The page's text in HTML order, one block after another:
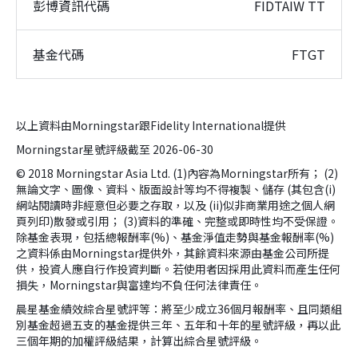
彭博資訊代碼 FIDTAIW TT
基金代碼 FTGT
以上資料由Morningstar跟Fidelity International提供
Morningstar星號評級截至 2026-06-30
© 2018 Morningstar Asia Ltd. (1)內容為Morningstar所有； (2)
無論文字、圖像、資料、版面設計等均不得複製、儲存 (其包含(i)
網站閱讀時非經意但必要之存取，以及 (ii)似非商業用途之個人網
頁列印)散發或引用； (3)資料的準確、完整或即時性均不受保證。
除基金表現，包括總報酬率(%)、基金淨值走勢與基金報酬率(%)
之資料係由Morningstar提供外，其餘資料來源由基金公司所提
供，投資人應自行作投資判斷。若使用者因採用此資料而產生任何
損失，Morningstar與富達均不負任何法律責任。
晨星基金績效綜合星號評等：將至少成立36個月報酬率、且同類組
別基金超過五支的基金提供三年、五年和十年的星號評級，再以此
三個年期的加權評級結果，計算出綜合星號評級。